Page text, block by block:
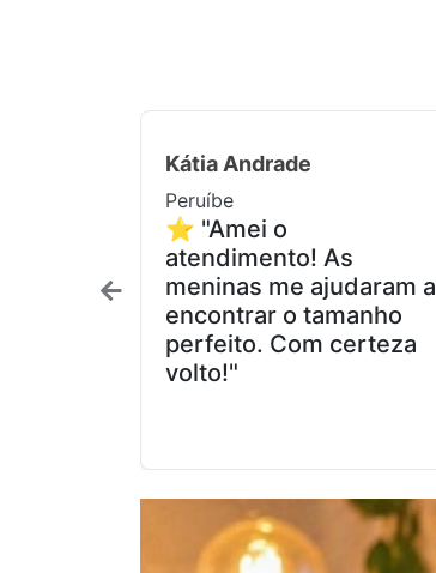
Kátia Andrade
Peruíbe
⭐ "Amei o
atendimento! As
meninas me ajudaram a
encontrar o tamanho
perfeito. Com certeza
volto!"